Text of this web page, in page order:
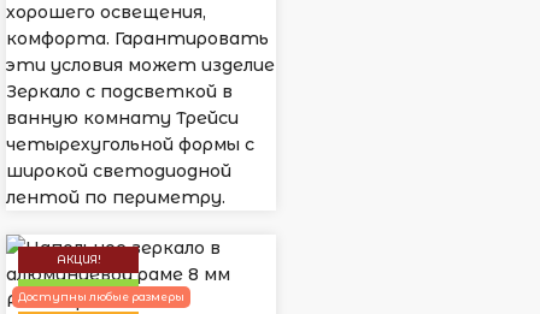
хорошего освещения,
комфорта. Гарантировать
эти условия может изделие
Зеркало с подсветкой в
ванную комнату Трейси
четырехугольной формы с
широкой светодиодной
лентой по периметру.
АКЦИЯ!
НОВИНКА
Доступны любые размеры